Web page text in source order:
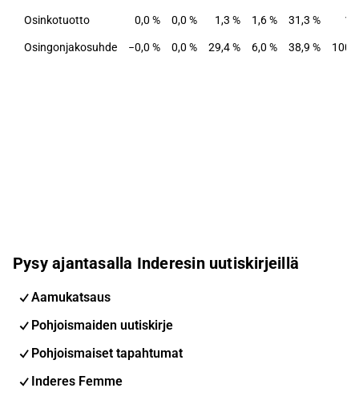
Osinkotuotto 0,0 % 0,0 % 1,3 % 1,6 % 31,3 %
Osingonjakosuhde −0,0 % 0,0 % 29,4 % 6,0 % 38,9 %
Pysy ajantasalla Inderesin uutiskirjeillä
Aamukatsaus
Pohjoismaiden uutiskirje
Pohjoismaiset tapahtumat
Inderes Femme